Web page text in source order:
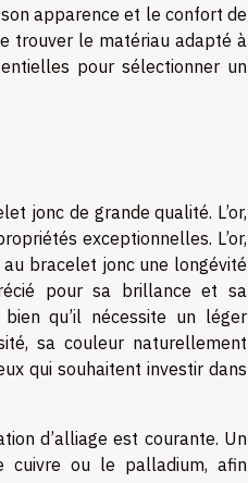
apparence et le confort de
trouver le matériau adapté à
pour sélectionner un
jonc de grande qualité. L’or,
exceptionnelles. L’or,
bracelet jonc une longévité
pour sa brillance et sa
qu’il nécessite un léger
sa couleur naturellement
qui souhaitent investir dans
d’alliage est courante. Un
cuivre ou le palladium, afin